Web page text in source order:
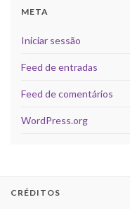
META
Iniciar sessão
Feed de entradas
Feed de comentários
WordPress.org
CRÉDITOS